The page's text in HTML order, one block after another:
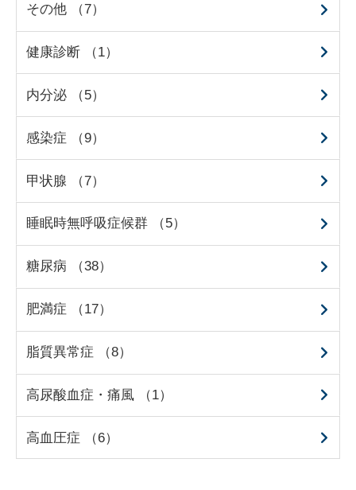
その他 （7）
健康診断 （1）
内分泌 （5）
感染症 （9）
甲状腺 （7）
睡眠時無呼吸症候群 （5）
糖尿病 （38）
肥満症 （17）
脂質異常症 （8）
高尿酸血症・痛風 （1）
高血圧症 （6）